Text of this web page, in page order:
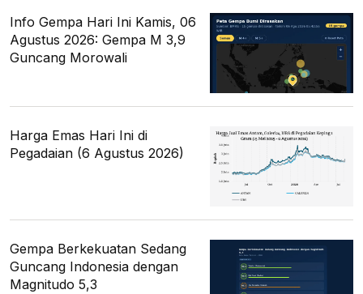
Info Gempa Hari Ini Kamis, 06
Agustus 2026: Gempa M 3,9
Guncang Morowali
Harga Emas Hari Ini di
Pegadaian (6 Agustus 2026)
Gempa Berkekuatan Sedang
Guncang Indonesia dengan
Magnitudo 5,3